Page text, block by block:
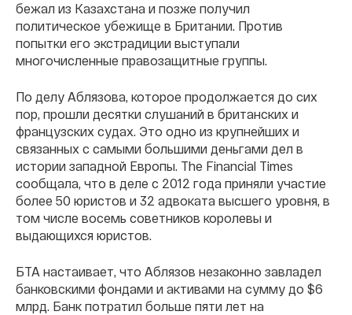
бежал из Казахстана и позже получил
политическое убежище в Британии. Против
попытки его экстрадиции выступали
многочисленные правозащитные группы.
По делу Аблязова, которое продолжается до сих
пор, прошли десятки слушаний в британских и
французских судах. Это одно из крупнейших и
связанных с самыми большими деньгами дел в
истории западной Европы. The Financial Times
сообщала, что в деле с 2012 года приняли участие
более 50 юристов и 32 адвоката высшего уровня, в
том числе восемь советников королевы и
выдающихся юристов.
БТА настаивает, что Аблязов незаконно завладел
банковскими фондами и активами на сумму до $6
млрд. Банк потратил больше пяти лет на